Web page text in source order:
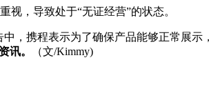
，导致处于“无证经营”的状态。
，携程表示为了确保产品能够正常展示
讯。 （文/Kimmy)